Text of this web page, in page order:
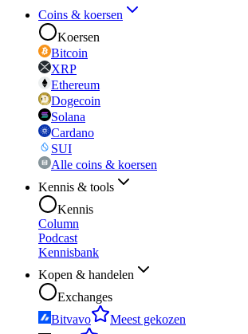
Coins & koersen
Koersen
Bitcoin
XRP
Ethereum
Dogecoin
Solana
Cardano
SUI
Alle coins & koersen
Kennis & tools
Kennis
Column
Podcast
Kennisbank
Kopen & handelen
Exchanges
Bitvavo
Meest gekozen